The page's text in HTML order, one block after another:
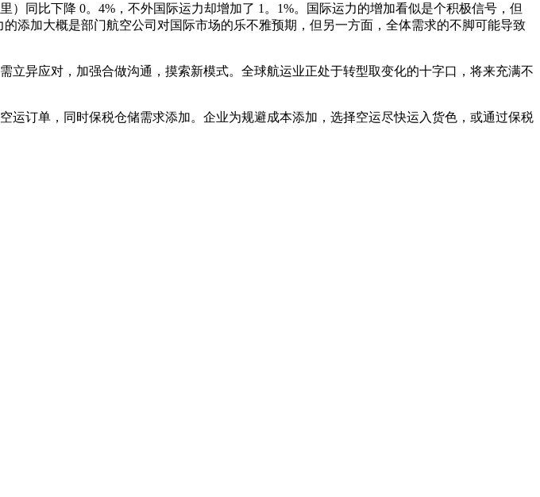
比下降 0。4%，不外国际运力却增加了 1。1%。国际运力的增加看似是个积极信号，但
添加大概是部门航空公司对国际市场的乐不雅预期，但另一方面，全体需求的不脚可能导致
异应对，加强合做沟通，摸索新模式。全球航运业正处于转型取变化的十字口，将来充满不
订单，同时保税仓储需求添加。企业为规避成本添加，选择空运尽快运入货色，或通过保税